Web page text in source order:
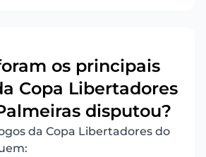
os principais
Copa Libertadores
disputou?
da Copa Libertadores do